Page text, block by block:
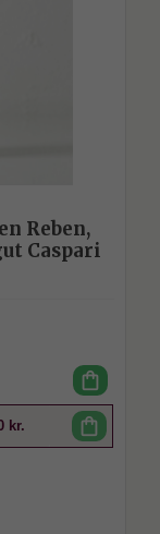
Reben,
Caspari
shopping_bag
kr. shopping_bag